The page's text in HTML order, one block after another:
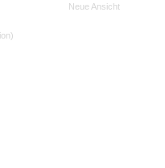
Neue Ansicht